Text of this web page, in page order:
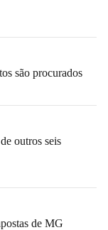
são procurados
outros seis
de MG